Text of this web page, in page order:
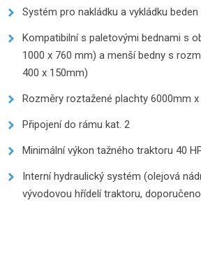
Systém pro nakládku a vykládku beden
Kompatibilní s paletovými bednami s
1000 x 760 mm) a menší bedny s
400 x 150mm)
Rozměry roztažené plachty 6000mm
Připojení do rámu kat. 2
Minimální výkon tažného traktoru 40
Interní hydraulický systém (olejová
vývodovou hřídelí traktoru,